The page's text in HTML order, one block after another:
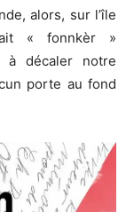
alors, sur l’île
« fonnkèr »
à décaler notre
porte au fond